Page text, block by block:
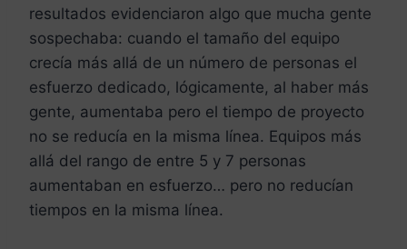
resultados evidenciaron algo que mucha gente
sospechaba: cuando el tamaño del equipo
crecía más allá de un número de personas el
esfuerzo dedicado, lógicamente, al haber más
gente, aumentaba pero el tiempo de proyecto
no se reducía en la misma línea. Equipos más
allá del rango de entre 5 y 7 personas
aumentaban en esfuerzo… pero no reducían
tiempos en la misma línea.